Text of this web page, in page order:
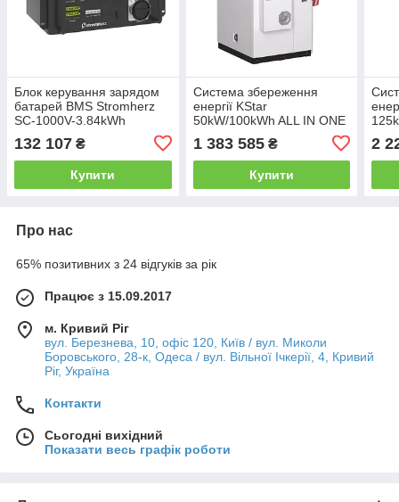
Блок керування зарядом
батарей BMS Stromherz
SС-1000V-3.84kWh
132 107 ₴
Купити
Система збереження
енергії KStar
50kW/100kWh ALL IN ONE
(KAC50DP2+BC100DE2A)
1 383 585₴
Купити
2
Про нас
65% позитивних з 24 відгуків за рік
Працює з 15.09.2017
м. Кривий Ріг
вул. Березнева, 10, офіс 120, Київ / вул. Миколи
Боровського, 28-к, Одеса / вул. Вільної Ічкерії, 4, Кривий
Ріг, Україна
Контакти
Сьогодні вихідний
Показати весь графік роботи